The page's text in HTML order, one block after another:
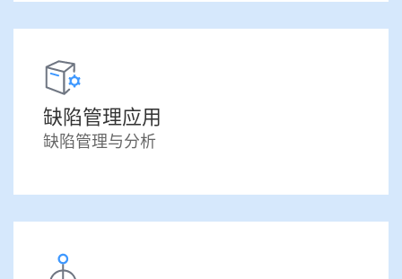
缺陷管理应用
缺陷管理与分析